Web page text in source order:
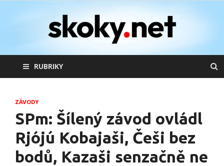
skoky.net
skoky na lyžích
RUBRIKY
ZÁVODY
SPm: Šílený závod ovládl
Rjójú Kobajaši, Češi bez
bodů, Kazaši senzačně ne